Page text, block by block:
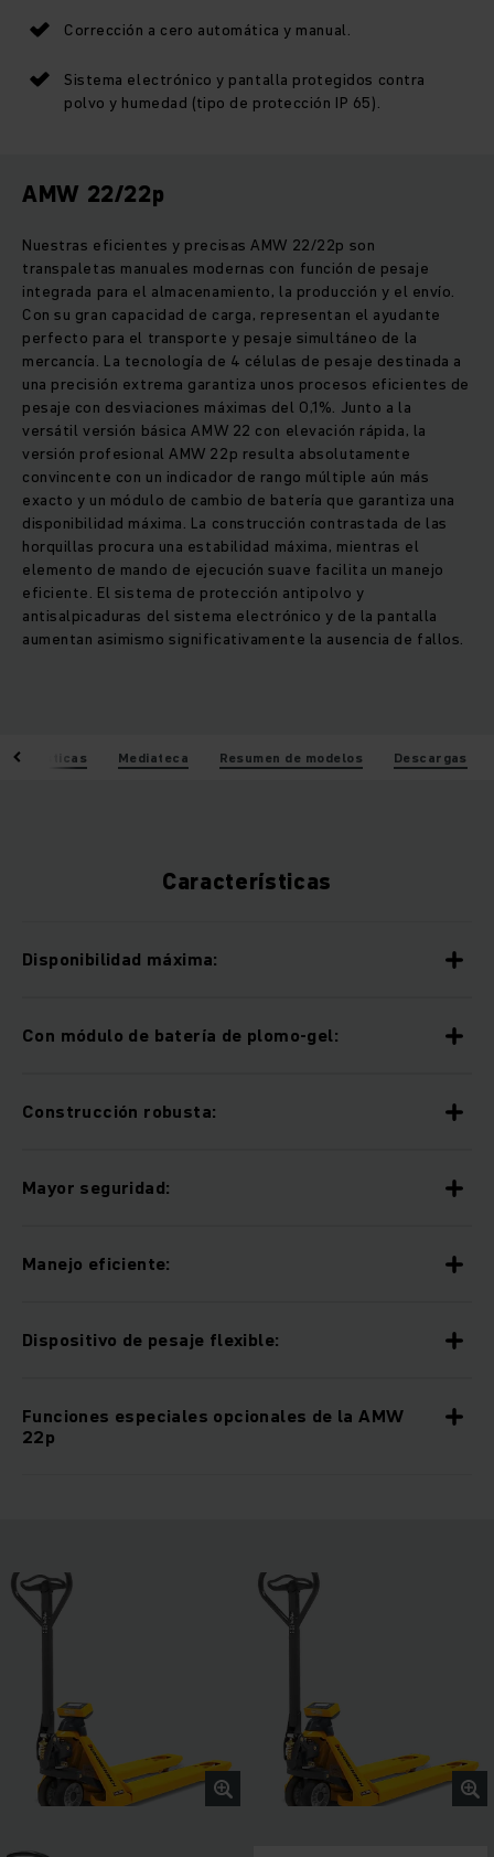
Corrección a cero automática y manual.
Sistema electrónico y pantalla protegidos contra
polvo y humedad (tipo de protección IP 65).
AMW 22/22p
Nuestras eficientes y precisas AMW 22/22p son
transpaletas manuales modernas con función de pesaje
integrada para el almacenamiento, la producción y el envío.
Con su gran capacidad de carga, representan el ayudante
perfecto para el transporte y pesaje simultáneo de la
mercancía. La tecnología de 4 células de pesaje destinada a
una precisión extrema garantiza unos procesos eficientes de
pesaje con desviaciones máximas del 0,1%. Junto a la
versátil versión básica AMW 22 con elevación rápida, la
versión profesional AMW 22p resulta absolutamente
convincente con un indicador de rango múltiple aún más
exacto y un módulo de cambio de batería que garantiza una
disponibilidad máxima. La construcción contrastada de las
horquillas procura una estabilidad máxima, mientras el
elemento de mando de ejecución suave facilita un manejo
eficiente. El sistema de protección antipolvo y
antisalpicaduras del sistema electrónico y de la pantalla
aumentan asimismo significativamente la ausencia de fallos.
Mediateca Resumen de modelos Descargas
Características
Disponibilidad máxima:
Con módulo de batería de plomo-gel:
Construcción robusta:
Mayor seguridad:
Manejo eficiente:
Dispositivo de pesaje flexible:
Funciones especiales opcionales de la AMW
22p